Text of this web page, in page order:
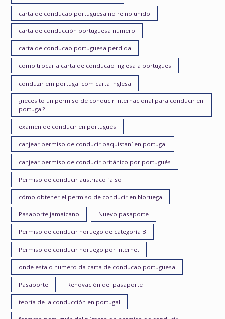
carta de conducao portuguesa no reino unido
carta de conducción portuguesa número
carta de conducao portuguesa perdida
como trocar a carta de conducao inglesa a portugues
conduzir em portugal com carta inglesa
¿necesito un permiso de conducir internacional para conducir en
portugal?
examen de conducir en portugués
canjear permiso de conducir paquistaní en portugal
canjear permiso de conducir británico por portugués
Permiso de conducir austriaco falso
cómo obtener el permiso de conducir en Noruega
Pasaporte jamaicano Nuevo pasaporte
Permiso de conducir noruego de categoría B
Permiso de conducir noruego por Internet
onde esta o numero da carta de conducao portuguesa
Pasaporte Renovación del pasaporte
teoría de la conducción en portugal